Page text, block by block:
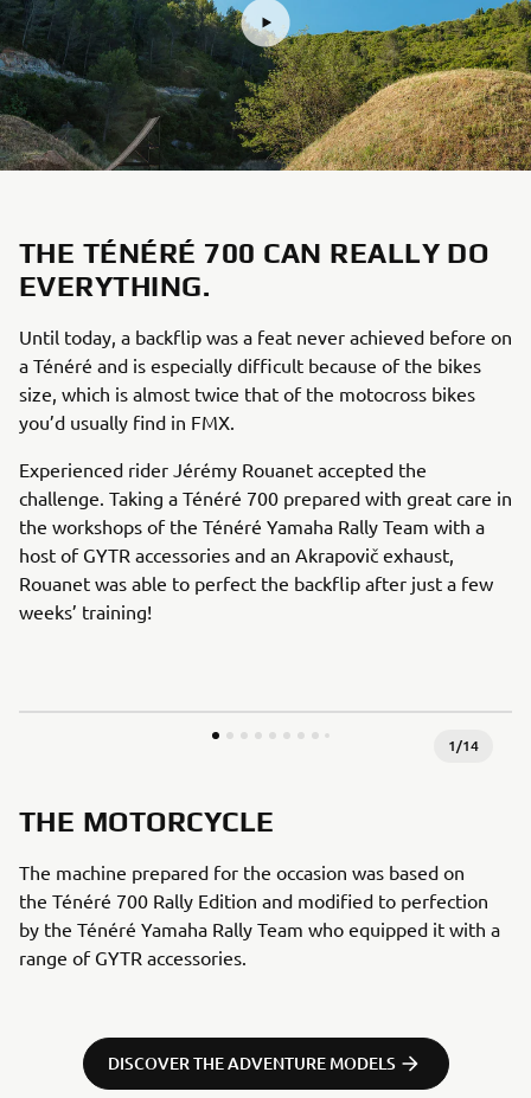
THE TÉNÉRÉ 700 CAN REALLY DO
EVERYTHING.
Until today, a backflip was a feat never achieved before on
a Ténéré and is especially difficult because of the bikes
size, which is almost twice that of the motocross bikes
you’d usually find in FMX.
Experienced rider Jérémy Rouanet accepted the
challenge. Taking a Ténéré 700 prepared with great care in
the workshops of the Ténéré Yamaha Rally Team with a
host of GYTR accessories and an Akrapovič exhaust,
Rouanet was able to perfect the backflip after just a few
weeks’ training!
1/14
THE MOTORCYCLE
The machine prepared for the occasion was based on
the Ténéré 700 Rally Edition and modified to perfection
by the Ténéré Yamaha Rally Team who equipped it with a
range of GYTR accessories.
DISCOVER THE ADVENTURE MODELS